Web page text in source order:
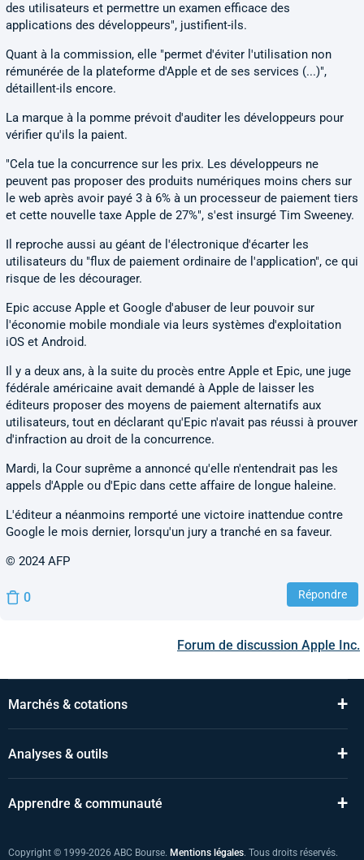
des utilisateurs et permettre un examen efficace des
applications des développeurs", justifient-ils.
Quant à la commission, elle "permet d'éviter l'utilisation non
rémunérée de la plateforme d'Apple et de ses services (...)",
détaillent-ils encore.
La marque à la pomme prévoit d'auditer les développeurs pour
vérifier qu'ils la paient.
"Cela tue la concurrence sur les prix. Les développeurs ne
peuvent pas proposer des produits numériques moins chers sur
le web après avoir payé 3 à 6% à un processeur de paiement tiers
et cette nouvelle taxe Apple de 27%", s'est insurgé Tim Sweeney.
Il reproche aussi au géant de l'électronique d'écarter les
utilisateurs du "flux de paiement ordinaire de l'application", ce qui
risque de les décourager.
Epic accuse Apple et Google d'abuser de leur pouvoir sur
l'économie mobile mondiale via leurs systèmes d'exploitation
iOS et Android.
Il y a deux ans, à la suite du procès entre Apple et Epic, une juge
fédérale américaine avait demandé à Apple de laisser les
éditeurs proposer des moyens de paiement alternatifs aux
utilisateurs, tout en déclarant qu'Epic n'avait pas réussi à prouver
d'infraction au droit de la concurrence.
Mardi, la Cour suprême a annoncé qu'elle n'entendrait pas les
appels d'Apple ou d'Epic dans cette affaire de longue haleine.
L'éditeur a néanmoins remporté une victoire inattendue contre
Google le mois dernier, lorsqu'un jury a tranché en sa faveur.
© 2024 AFP
0 Répondre
Forum de discussion Apple Inc.
Marchés & cotations +
Analyses & outils +
Apprendre & communauté +
Copyright © 1999-2026 ABC Bourse. Mentions légales. Tous droits réservés.